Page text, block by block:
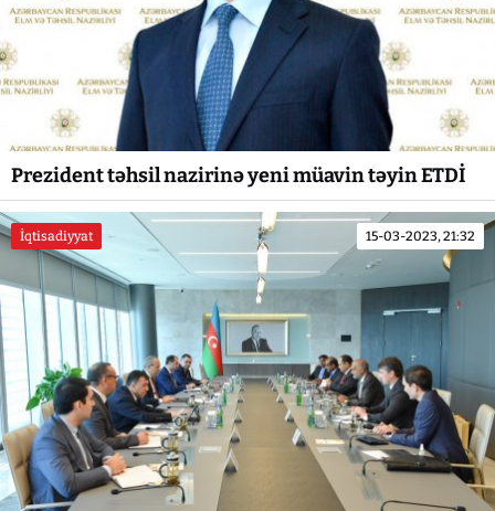
Prezident təhsil nazirinə yeni müavin təyin ETDİ
İqtisadiyyat 15-03-2023, 21:32